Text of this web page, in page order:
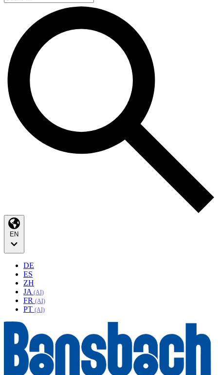
EN
DE
ES
ZH
JA (AI)
FR (AI)
PT (AI)